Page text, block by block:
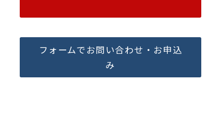
フォームでお問い合わせ・お申込
み